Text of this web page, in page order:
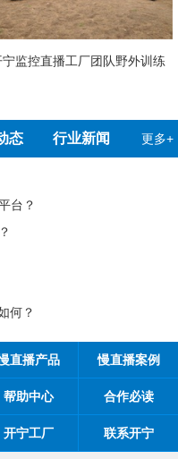
外训练
态 行业新闻 更多+
直播产品 慢直播案例
帮助中心 合作必读
开宁工厂 联系开宁